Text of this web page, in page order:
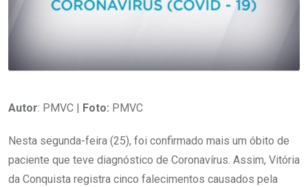
Autor: PMVC | Foto: PMVC
Nesta segunda-feira (25), foi confirmado mais um óbito de
paciente que teve diagnóstico de Coronavírus. Assim, Vitória
da Conquista registra cinco falecimentos causados pela